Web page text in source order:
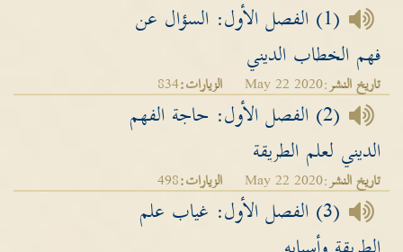
(1) الفصل الأول: السؤال عن
فهم الخطاب الديني
تاريخ النشر:May 22 2020 الزيارات:834
(2) الفصل الأول: حاجة الفهم
الديني لعلم الطريقة
تاريخ النشر:May 22 2020 الزيارات:498
(3) الفصل الأول: غياب علم